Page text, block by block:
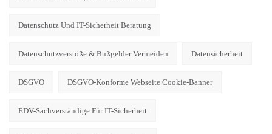
Datenschutz Und IT-Sicherheit Beratung
Datenschutzverstöße & Bußgelder Vermeiden Datensicherheit
DSGVO DSGVO-Konforme Webseite Cookie-Banner
EDV-Sachverständige Für IT-Sicherheit